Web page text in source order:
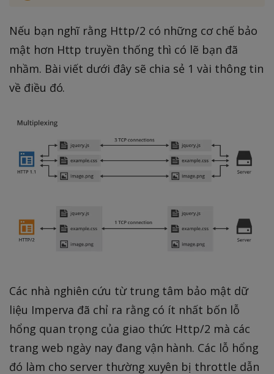
Nếu bạn nghĩ rằng Http/2 có những cơ chế bảo
mật hơn Http truyền thống thì có lẽ bạn đã
nhầm. Bài viết dưới đây sẽ chia sẻ 1 vài thông tin
về điều đó.
Các nhà nghiên cứu từ trung tâm bảo mật dữ
liệu Imperva đã chỉ ra rằng có ít nhất bốn lỗ
hổng quan trọng của giao thức Http/2 mà các
trang web ngày nay đang vận hành. Các lỗ hổng
đó làm cho server thường xuyên bị throttle dẫn